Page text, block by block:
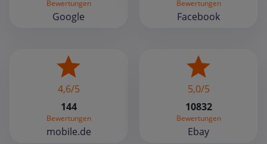
Bewertungen
Google
Bewertungen
Facebook
4,6/5
144
Bewertungen
mobile.de
5,0/5
10832
Bewertungen
Ebay